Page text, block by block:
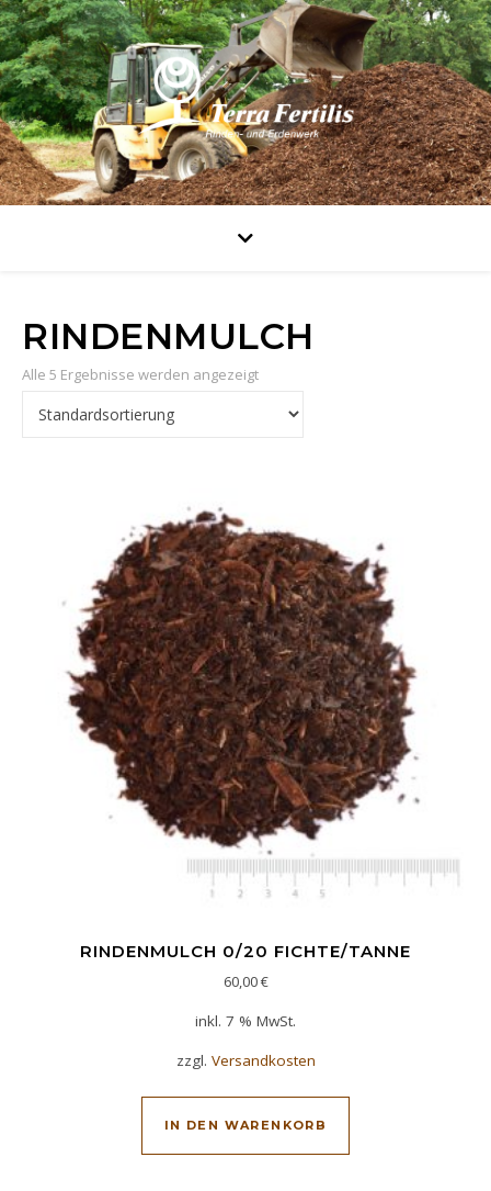
RINDENMULCH
Alle 5 Ergebnisse werden angezeigt
RINDENMULCH 0/20 FICHTE/TANNE
60,00€
inkl. 7 % MwSt.
zzgl. Versandkosten
IN DEN WARENKORB